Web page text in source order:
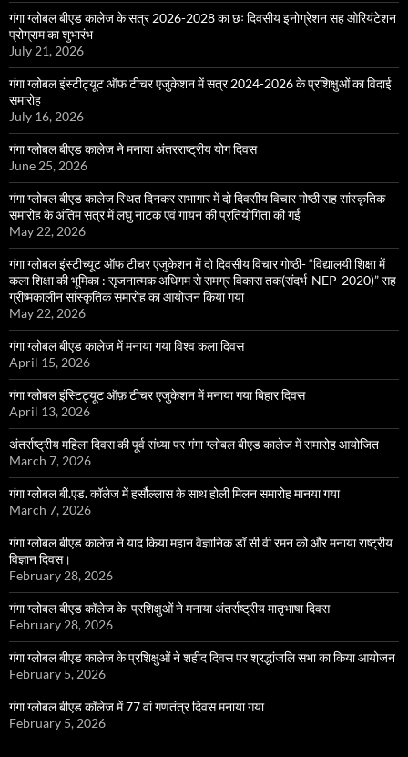
गंगा ग्लोबल बीएड कालेज के सत्र 2026-2028 का छः दिवसीय इनोग्रेशन सह ओरियंटेशन
प्रोग्राम का शुभारंभ
July 21, 2026
गंगा ग्लोबल इंस्टीट्यूट ऑफ टीचर एजुकेशन में सत्र 2024-2026 के प्रशिक्षुओं का विदाई
समारोह
July 16, 2026
गंगा ग्लोबल बीएड कालेज ने मनाया अंतरराष्ट्रीय योग दिवस
June 25, 2026
गंगा ग्लोबल बीएड कालेज स्थित दिनकर सभागार में दो दिवसीय विचार गोष्ठी सह सांस्कृतिक
समारोह के अंतिम सत्र में लघु नाटक एवं गायन की प्रतियोगिता की गई
May 22, 2026
गंगा ग्लोबल इंस्टीच्यूट ऑफ टीचर एजुकेशन में दो दिवसीय विचार गोष्ठी- “विद्यालयी शिक्षा में
कला शिक्षा की भूमिका : सृजनात्मक अधिगम से समग्र विकास तक(संदर्भ-NEP-2020)” सह
ग्रीष्मकालीन सांस्कृतिक समारोह का आयोजन किया गया
May 22, 2026
गंगा ग्लोबल बीएड कालेज में मनाया गया विश्व कला दिवस
April 15, 2026
गंगा ग्लोबल इंस्टिट्यूट ऑफ़ टीचर एजुकेशन में मनाया गया बिहार दिवस
April 13, 2026
अंतर्राष्ट्रीय महिला दिवस की पूर्व संध्या पर गंगा ग्लोबल बीएड कालेज में समारोह आयोजित
March 7, 2026
गंगा ग्लोबल बी.एड. कॉलेज में हर्सौल्लास के साथ होली मिलन समारोह मानया गया
March 7, 2026
गंगा ग्लोबल बीएड कालेज ने याद किया महान वैज्ञानिक डॉ सी वी रमन को और मनाया राष्ट्रीय
विज्ञान दिवस।
February 28, 2026
गंगा ग्लोबल बीएड कॉलेज के प्रशिक्षुओं ने मनाया अंतर्राष्ट्रीय मातृभाषा दिवस
February 28, 2026
गंगा ग्लोबल बीएड कालेज के प्रशिक्षुओं ने शहीद दिवस पर श्रद्धांजलि सभा का किया आयोजन
February 5, 2026
गंगा ग्लोबल बीएड कॉलेज में 77 वां गणतंत्र दिवस मनाया गया
February 5, 2026